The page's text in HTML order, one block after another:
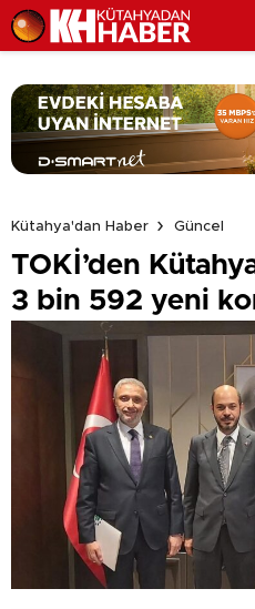
Kütahya'dan Haber
Güncel
TOKİ’den
3 bin 592 yeni